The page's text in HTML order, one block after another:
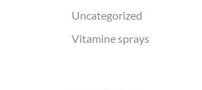
Uncategorized
Vitamine sprays